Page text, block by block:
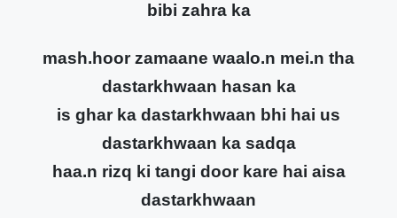
bibi zahra ka
mash.hoor zamaane waalo.n mei.n tha
dastarkhwaan hasan ka
is ghar ka dastarkhwaan bhi hai us
dastarkhwaan ka sadqa
haa.n rizq ki tangi door kare hai aisa
dastarkhwaan